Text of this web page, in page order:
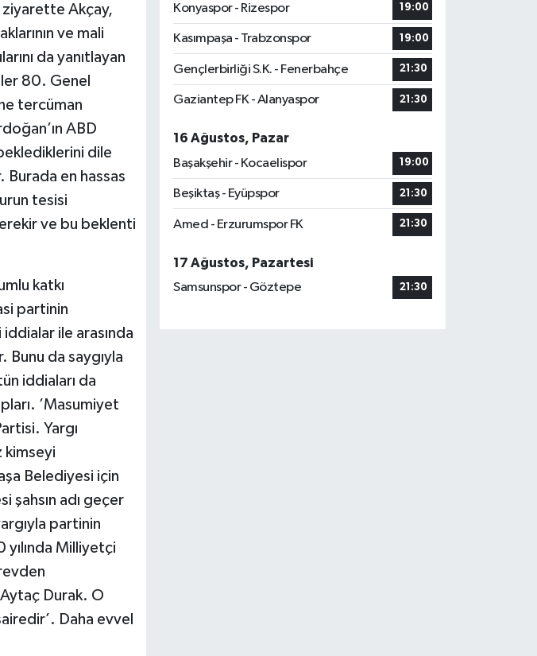
ziyarette Akçay,
ve mali
da yanıtlayan
80. Genel
tercüman
ABD
dile
Burada en hassas
tesisi
ve bu beklenti
katkı
partinin
ile arasında
Bunu da saygıyla
iddiaları da
’Masumiyet
Yargı
kimseyi
Belediyesi için
şahsın adı geçer
partinin
yılında Milliyetçi
Aytaç Durak. O
Daha evvel
Konyaspor - Rizespor
19:00
Kasımpaşa - Trabzonspor 19:00
Gençlerbirliği S.K. - Fenerbahçe 21:30
Gaziantep FK - Alanyaspor 21:30
16 Ağustos, Pazar
Başakşehir - Kocaelispor
19:00
Beşiktaş - Eyüpspor 21:30
Amed - Erzurumspor FK 21:30
17 Ağustos, Pazartesi
Samsunspor - Göztepe
21:30